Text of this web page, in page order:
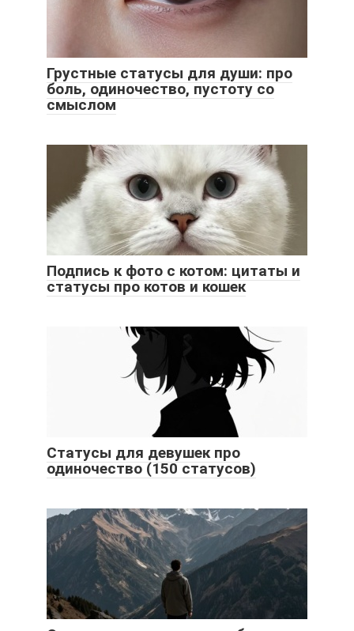
Грустные статусы для души: про
боль, одиночество, пустоту со
смыслом
Подпись к фото с котом: цитаты и
статусы про котов и кошек
Статусы для девушек про
одиночество (150 статусов)